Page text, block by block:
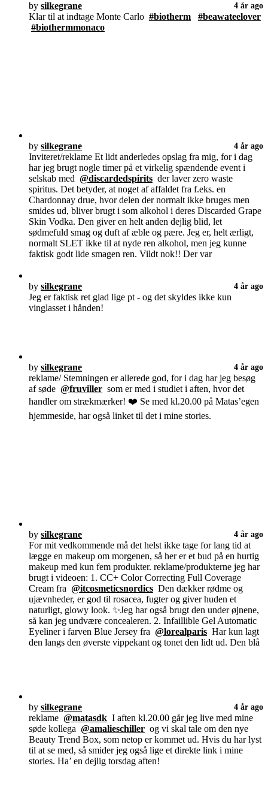
by silkegrane 4 år ago
Klar til at indtage Monte Carlo #biotherm
#beawateelover
#biothermmonaco
by silkegrane 4 år ago
Inviteret/reklame Et lidt anderledes opslag fra mig, for i dag
har jeg brugt nogle timer på et virkelig spændende event i
selskab med @discardedspirits der laver zero waste
spiritus. Det betyder, at noget af affaldet fra f.eks. en
Chardonnay drue, hvor delen der normalt ikke bruges men
smides ud, bliver brugt i som alkohol i deres Discarded Grape
Skin Vodka. Den giver en helt anden dejlig blid, let
sødmefuld smag og duft af æble og pære. Jeg er, helt ærligt,
normalt SLET ikke til at nyde ren alkohol, men jeg kunne
faktisk godt lide smagen ren. Vildt nok!! Der var
by silkegrane 4 år ago
Jeg er faktisk ret glad lige pt - og det skyldes ikke kun
vinglasset i hånden!
by silkegrane 4 år ago
reklame/ Stemningen er allerede god, for i dag har jeg besøg
af søde @fruviller som er med i studiet i aften, hvor det
handler om strækmærker! ❤️ Se med kl.20.00 på Matas’egen
hjemmeside, har også linket til det i mine stories.
by silkegrane 4 år ago
For mit vedkommende må det helst ikke tage for lang tid at
lægge en makeup om morgenen, så her er et bud på en hurtig
makeup med kun fem produkter. reklame/produkterne jeg har
brugt i videoen: 1. CC+ Color Correcting Full Coverage
Cream fra @itcosmeticsnordics Den dækker rødme og
ujævnheder, er god til rosacea, fugter og giver huden et
naturligt, glowy look. ✨Jeg har også brugt den under øjnene,
så kan jeg undvære concealeren. 2. Infaillible Gel Automatic
Eyeliner i farven Blue Jersey fra @lorealparis Har kun lagt
den langs den øverste vippekant og tonet den lidt ud. Den blå
by silkegrane 4 år ago
reklame @matasdk I aften kl.20.00 går jeg live med mine
søde kollega @amalieschiller og vi skal tale om den nye
Beauty Trend Box, som netop er kommet ud. Hvis du har lyst
til at se med, så smider jeg også lige et direkte link i mine
stories. Ha’ en dejlig torsdag aften!